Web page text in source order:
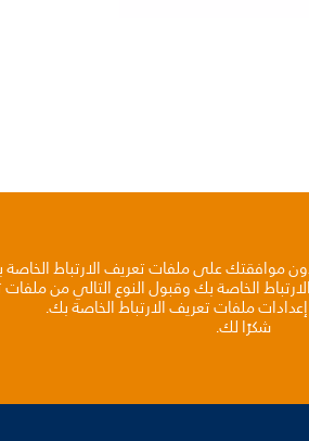
موافقتك على ملفات تعريف الارتباط الخاصة
الخاصة بك وقبول النوع التالي من ملفات
ملفات تعريف الارتباط الخاصة بك.
شكرًا لك.